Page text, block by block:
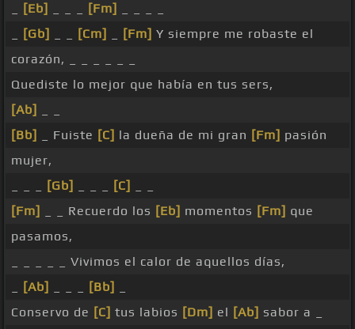
[Eb] [Fm]
[Gb] [Cm] [Fm] Y siempre me robaste el
corazón, _ _ _ _ _ _
Quediste lo mejor que había en tus sers,
[Ab]
[Bb]
_ Fuiste [C] la dueña de mi gran [Fm] pasión
mujer,
[Gb] [C]
[Fm]
_ _ Recuerdo los [Eb] momentos [Fm] que
pasamos,
_ _ _ _ _ Vivimos el calor de aquellos días,
[Ab] [Bb]
Conservo de [C] tus labios [Dm] el [Ab] sabor a _